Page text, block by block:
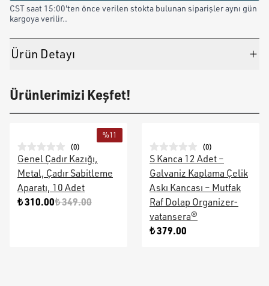
CST saat 15:00'ten önce verilen stokta bulunan siparişler aynı gün
kargoya verilir..
Ürün Detayı
Ürünlerimizi Keşfet!
%11
(0)
Genel Çadır Kazığı,
Metal, Çadır Sabitleme
Aparatı, 10 Adet
₺ 310.00₺ 349.00
(0)
S Kanca 12 Adet –
Galvaniz Kaplama Çelik
Askı Kancası – Mutfak
Raf Dolap Organizer-
vatansera®
₺ 379.00